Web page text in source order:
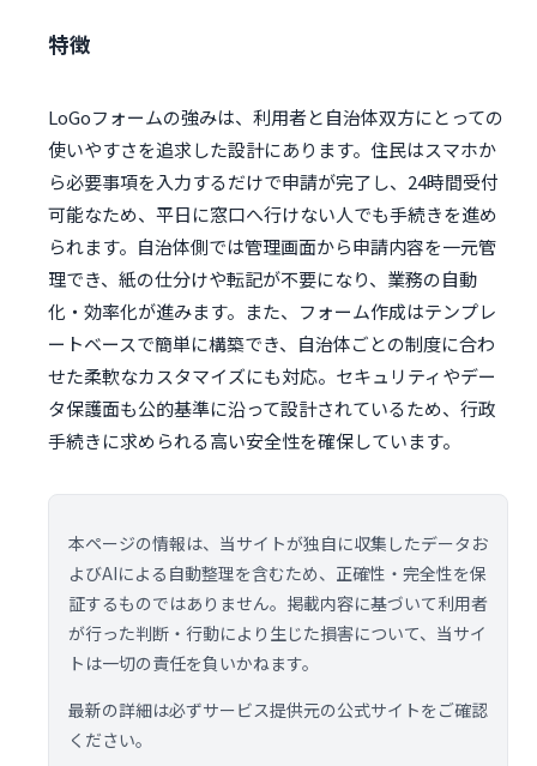
特徴
LoGoフォームの強みは、利用者と自治体双方にとっての
使いやすさを追求した設計にあります。住民はスマホか
ら必要事項を入力するだけで申請が完了し、24時間受付
可能なため、平日に窓口へ行けない人でも手続きを進め
られます。自治体側では管理画面から申請内容を一元管
理でき、紙の仕分けや転記が不要になり、業務の自動
化・効率化が進みます。また、フォーム作成はテンプレ
ートベースで簡単に構築でき、自治体ごとの制度に合わ
せた柔軟なカスタマイズにも対応。セキュリティやデー
タ保護面も公的基準に沿って設計されているため、行政
手続きに求められる高い安全性を確保しています。
本ページの情報は、当サイトが独自に収集したデータお
よびAIによる自動整理を含むため、正確性・完全性を保
証するものではありません。掲載内容に基づいて利用者
が行った判断・行動により生じた損害について、当サイ
トは一切の責任を負いかねます。
最新の詳細は必ずサービス提供元の公式サイトをご確認
ください。